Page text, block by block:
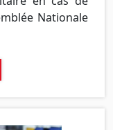
Nationale